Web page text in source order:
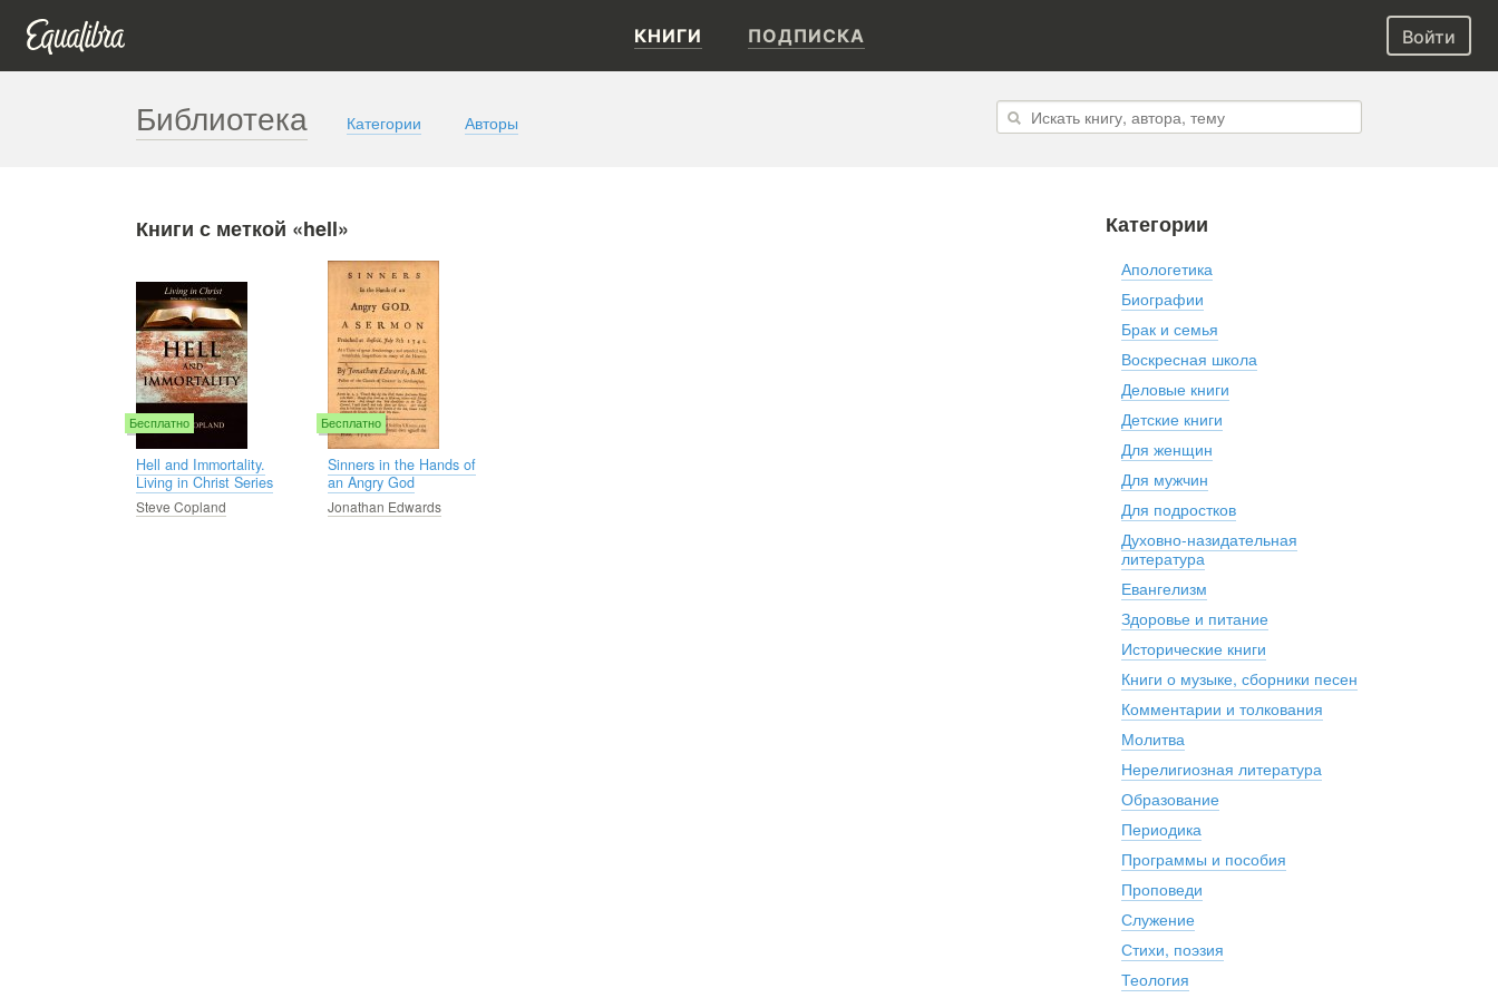
КНИГИ ПОДПИСКА Войти
Библиотека Категории Авторы
Книги с меткой «hell»
Бесплатно
Hell and Immortality.
Living in Christ Series
Steve Copland
Бесплатно
Sinners in the Hands of
an Angry God
Jonathan Edwards
Категории
Апологетика
Биографии
Брак и семья
Воскресная школа
Деловые книги
Детские книги
Для женщин
Для мужчин
Для подростков
Духовно-назидательная
литература
Евангелизм
Здоровье и питание
Исторические книги
Книги о музыке, сборники песен
Комментарии и толкования
Молитва
Нерелигиозная литература
Образование
Периодика
Программы и пособия
Проповеди
Служение
Стихи, поэзия
Теология